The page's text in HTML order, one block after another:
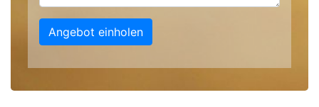
Angebot einholen